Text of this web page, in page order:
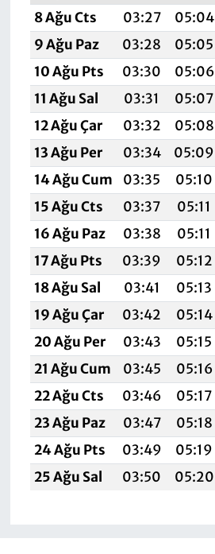
8 Ağu Cts
03:27 05:04
9 Ağu Paz
03:28 05:05
10 Ağu Pts
03:30 05:06
11 Ağu Sal
03:31 05:07
12 Ağu Çar
03:32 05:08
13 Ağu Per
03:34 05:09
14 Ağu Cum
03:35 05:10
15 Ağu Cts
03:37 05:11
16 Ağu Paz
03:38 05:11
17 Ağu Pts
03:39 05:12
18 Ağu Sal
03:41 05:13
19 Ağu Çar
03:42 05:14
20 Ağu Per
03:43 05:15
21 Ağu Cum
03:45 05:16
22 Ağu Cts
03:46 05:17
23 Ağu Paz
03:47 05:18
24 Ağu Pts
03:49 05:19
25 Ağu Sal
03:50 05:20